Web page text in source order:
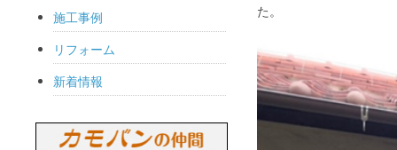
た。
施工事例
リフォーム
新着情報